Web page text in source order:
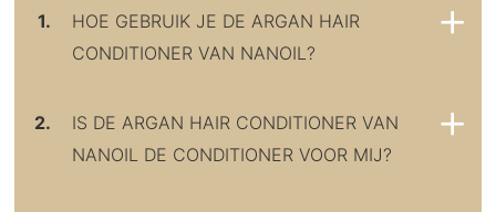
1.
HOE GEBRUIK JE DE ARGAN HAIR
CONDITIONER VAN NANOIL?
2.
IS DE ARGAN HAIR CONDITIONER VAN
NANOIL DE CONDITIONER VOOR MIJ?